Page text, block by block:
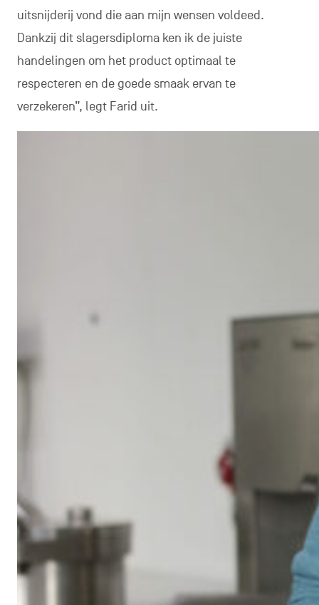
uitsnijderij vond die aan mijn wensen voldeed.
Dankzij dit slagersdiploma ken ik de juiste
handelingen om het product optimaal te
respecteren en de goede smaak ervan te
verzekeren”, legt Farid uit.